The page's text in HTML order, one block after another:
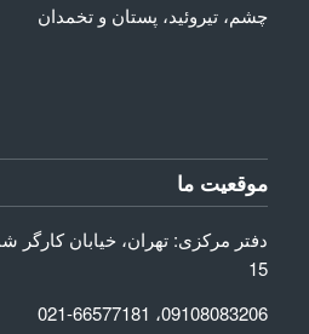
چشم، تیروئید، پستان و تخمدان
موقعیت ما
دفتر مرکزی: تهران، خیابان کارگر
15
09108083206، 021-66577181